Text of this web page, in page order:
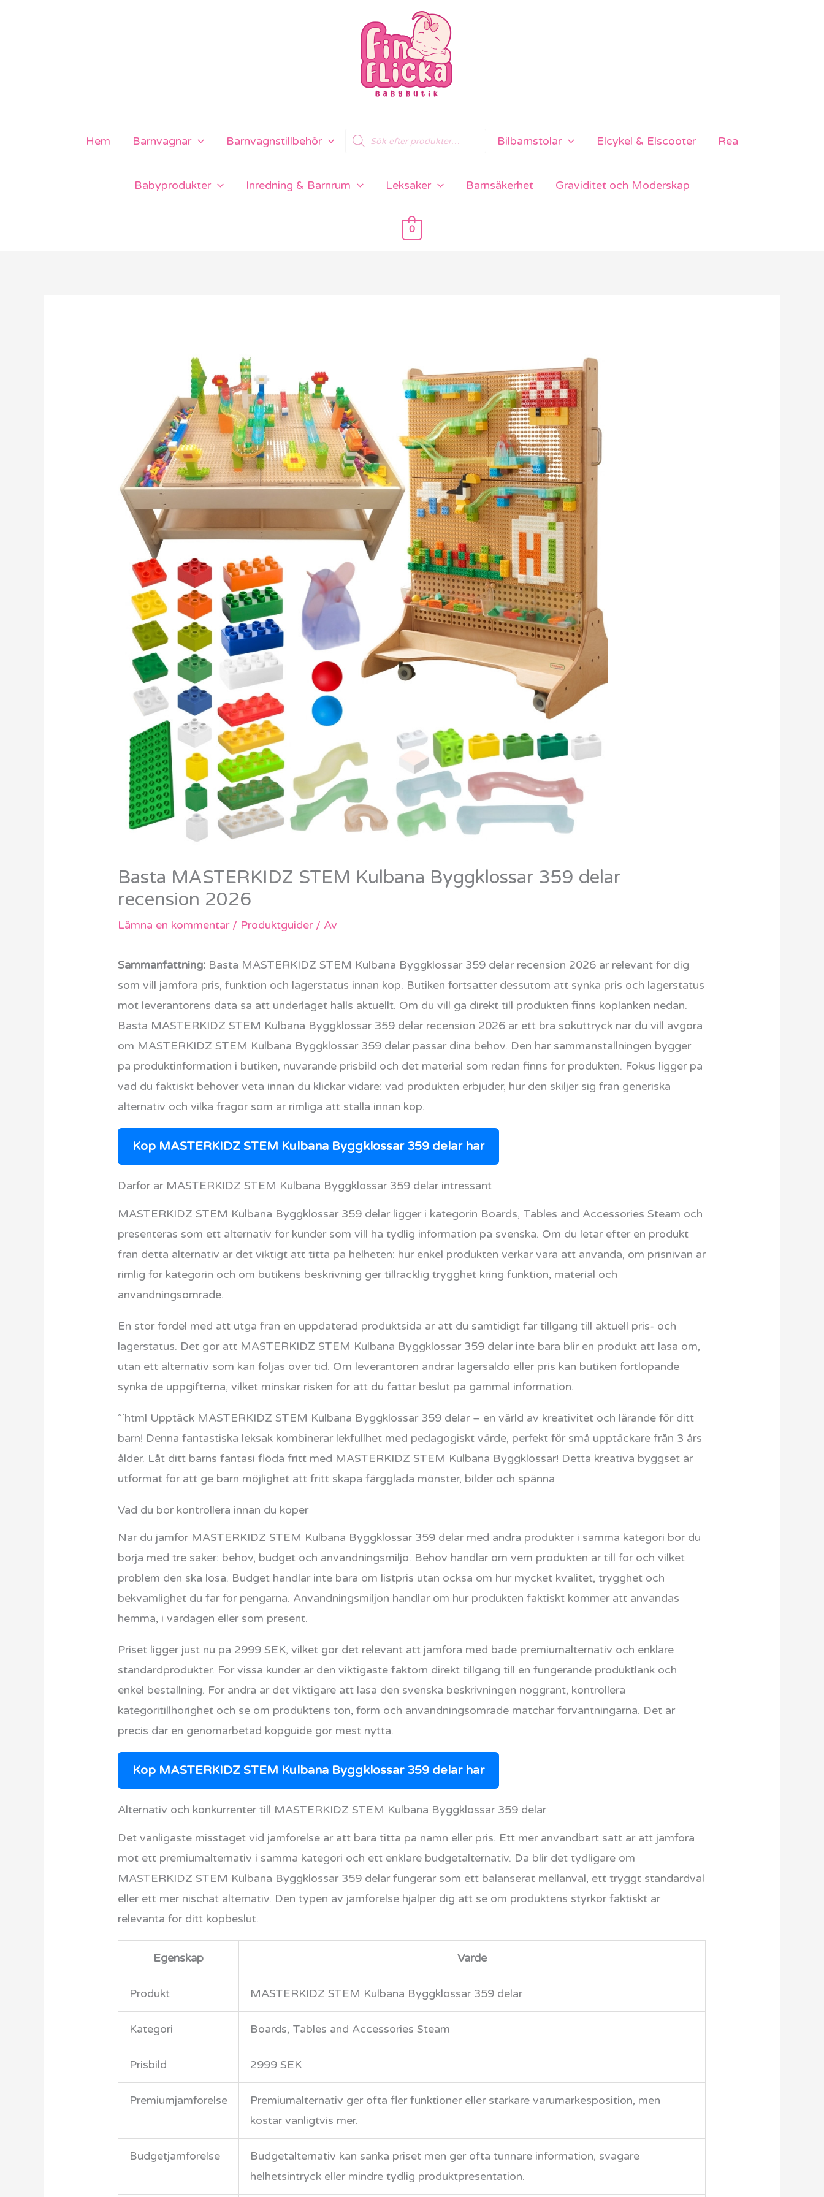
Hem Barnvagnar Barnvagnstillbehör
Products
search
Bilbarnstolar Elcykel & Elscooter Rea
Babyprodukter Inredning & Barnrum Leksaker Barnsäkerhet Graviditet och Moderskap
0
Basta MASTERKIDZ STEM Kulbana Byggklossar 359 delar
recension 2026
Lämna en kommentar / Produktguider/ Av
Sammanfattning: Basta MASTERKIDZ STEM Kulbana Byggklossar 359 delar recension 2026 ar relevant for dig
som vill jamfora pris, funktion och lagerstatus innan kop. Butiken fortsatter dessutom att synka pris och lagerstatus
mot leverantorens data sa att underlaget halls aktuellt. Om du vill ga direkt till produkten finns koplanken nedan.
Basta MASTERKIDZ STEM Kulbana Byggklossar 359 delar recension 2026 ar ett bra sokuttryck nar du vill avgora
om MASTERKIDZ STEM Kulbana Byggklossar 359 delar passar dina behov. Den har sammanstallningen bygger
pa produktinformation i butiken, nuvarande prisbild och det material som redan finns for produkten. Fokus ligger pa
vad du faktiskt behover veta innan du klickar vidare: vad produkten erbjuder, hur den skiljer sig fran generiska
alternativ och vilka fragor som ar rimliga att stalla innan kop.
Kop MASTERKIDZ STEM Kulbana Byggklossar 359 delar har
Darfor ar MASTERKIDZ STEM Kulbana Byggklossar 359 delar intressant
MASTERKIDZ STEM Kulbana Byggklossar 359 delar ligger i kategorin Boards, Tables and Accessories Steam och
presenteras som ett alternativ for kunder som vill ha tydlig information pa svenska. Om du letar efter en produkt
fran detta alternativ ar det viktigt att titta pa helheten: hur enkel produkten verkar vara att anvanda, om prisnivan ar
rimlig for kategorin och om butikens beskrivning ger tillracklig trygghet kring funktion, material och
anvandningsomrade.
En stor fordel med att utga fran en uppdaterad produktsida ar att du samtidigt far tillgang till aktuell pris- och
lagerstatus. Det gor att MASTERKIDZ STEM Kulbana Byggklossar 359 delar inte bara blir en produkt att lasa om,
utan ett alternativ som kan foljas over tid. Om leverantoren andrar lagersaldo eller pris kan butiken fortlopande
synka de uppgifterna, vilket minskar risken for att du fattar beslut pa gammal information.
”`html Upptäck MASTERKIDZ STEM Kulbana Byggklossar 359 delar – en värld av kreativitet och lärande för ditt
barn! Denna fantastiska leksak kombinerar lekfullhet med pedagogiskt värde, perfekt för små upptäckare från 3 års
ålder. Låt ditt barns fantasi flöda fritt med MASTERKIDZ STEM Kulbana Byggklossar! Detta kreativa byggset är
utformat för att ge barn möjlighet att fritt skapa färgglada mönster, bilder och spänna
Vad du bor kontrollera innan du koper
Nar du jamfor MASTERKIDZ STEM Kulbana Byggklossar 359 delar med andra produkter i samma kategori bor du
borja med tre saker: behov, budget och anvandningsmiljo. Behov handlar om vem produkten ar till for och vilket
problem den ska losa. Budget handlar inte bara om listpris utan ocksa om hur mycket kvalitet, trygghet och
bekvamlighet du far for pengarna. Anvandningsmiljon handlar om hur produkten faktiskt kommer att anvandas
hemma, i vardagen eller som present.
Priset ligger just nu pa 2999 SEK, vilket gor det relevant att jamfora med bade premiumalternativ och enklare
standardprodukter. For vissa kunder ar den viktigaste faktorn direkt tillgang till en fungerande produktlank och
enkel bestallning. For andra ar det viktigare att lasa den svenska beskrivningen noggrant, kontrollera
kategoritillhorighet och se om produktens ton, form och anvandningsomrade matchar forvantningarna. Det ar
precis dar en genomarbetad kopguide gor mest nytta.
Kop MASTERKIDZ STEM Kulbana Byggklossar 359 delar har
Alternativ och konkurrenter till MASTERKIDZ STEM Kulbana Byggklossar 359 delar
Det vanligaste misstaget vid jamforelse ar att bara titta pa namn eller pris. Ett mer anvandbart satt ar att jamfora
mot ett premiumalternativ i samma kategori och ett enklare budgetalternativ. Da blir det tydligare om
MASTERKIDZ STEM Kulbana Byggklossar 359 delar fungerar som ett balanserat mellanval, ett tryggt standardval
eller ett mer nischat alternativ. Den typen av jamforelse hjalper dig att se om produktens styrkor faktiskt ar
relevanta for ditt kopbeslut.
Egenskap Varde
Produkt MASTERKIDZ STEM Kulbana Byggklossar 359 delar
Kategori Boards, Tables and Accessories Steam
Prisbild 2999 SEK
Premiumjamforelse
Premiumalternativ ger ofta fler funktioner eller starkare varumarkesposition, men
kostar vanligtvis mer.
Budgetjamforelse
Budgetalternativ kan sanka priset men ger ofta tunnare information, svagare
helhetsintryck eller mindre tydlig produktpresentation.